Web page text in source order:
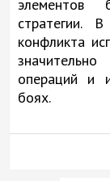
элементов
стратегии.
конфликта
операций и
боях.